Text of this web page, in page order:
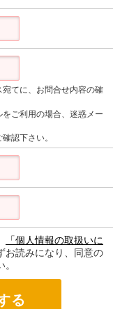
てに、お問合せ内容の確
ご利用の場合、迷惑メー
認下さい。
「個人情報の取扱いに
お読みになり、同意の
る